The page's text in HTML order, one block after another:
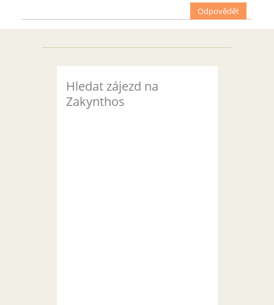
Odpovědět
Hledat zájezd na
Zakynthos